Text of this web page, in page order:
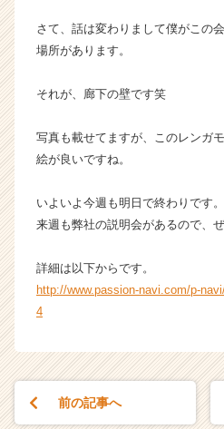
e
さて、話は変わりまして僕がこの
場所があります。
それが、廊下の壁です笑
写真も載せてますが、このレンガ
絵が良いですね。
いよいよ今週も明日で終わりです。
来週も弊社の説明会があるので、
詳細は以下からです。
http://www.passion-navi.com/p-
4
前の記事へ